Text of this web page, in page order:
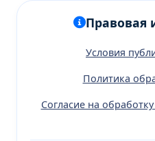
Правовая
Условия
Политика
Согласие на